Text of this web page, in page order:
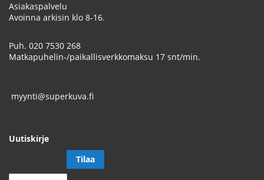
Asiakaspalvelu
Avoinna arkisin klo 8-16.
Puh. 020 7530 268
Matkapuhelin-/paikallisverkkomaksu 17 snt/min.
myynti@superkuva.fi
Uutiskirje
Tilaa